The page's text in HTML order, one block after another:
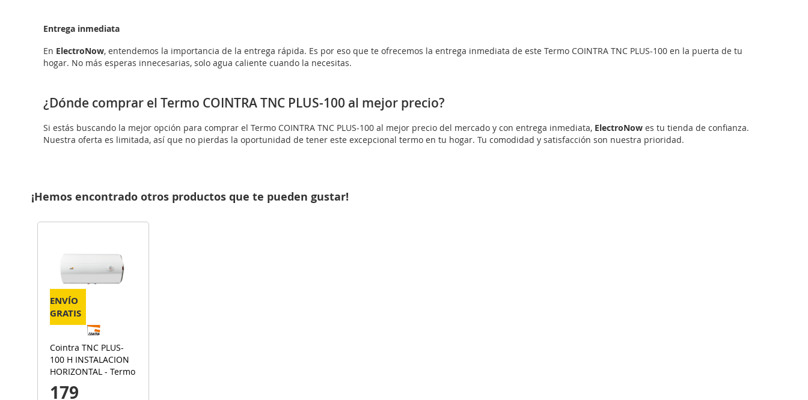
Entrega inmediata
En ElectroNow, entendemos la importancia de la entrega rápida. Es por eso que te ofrecemos la entrega inmediata de este Termo COINTRA TNC PLUS-100 en la puerta de tu
hogar. No más esperas innecesarias, solo agua caliente cuando la necesitas.
¿Dónde comprar el Termo COINTRA TNC PLUS-100 al mejor precio?
Si estás buscando la mejor opción para comprar el Termo COINTRA TNC PLUS-100 al mejor precio del mercado y con entrega inmediata, ElectroNow es tu tienda de confianza.
Nuestra oferta es limitada, así que no pierdas la oportunidad de tener este excepcional termo en tu hogar. Tu comodidad y satisfacción son nuestra prioridad.
¡Hemos encontrado otros productos que te pueden gustar!
ENVÍO
GRATIS
Cointra TNC PLUS-
100 H INSTALACION
HORIZONTAL - Termo
100 Litros
179